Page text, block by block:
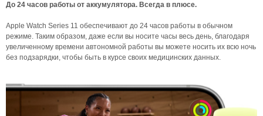
До 24 часов работы от аккумулятора. Всегда в плюсе.
Apple Watch Series 11 обеспечивают до 24 часов работы в обычном
режиме. Таким образом, даже если вы носите часы весь день, благодаря
увеличенному времени автономной работы вы можете носить их всю ночь
без подзарядки, чтобы быть в курсе своих медицинских данных.